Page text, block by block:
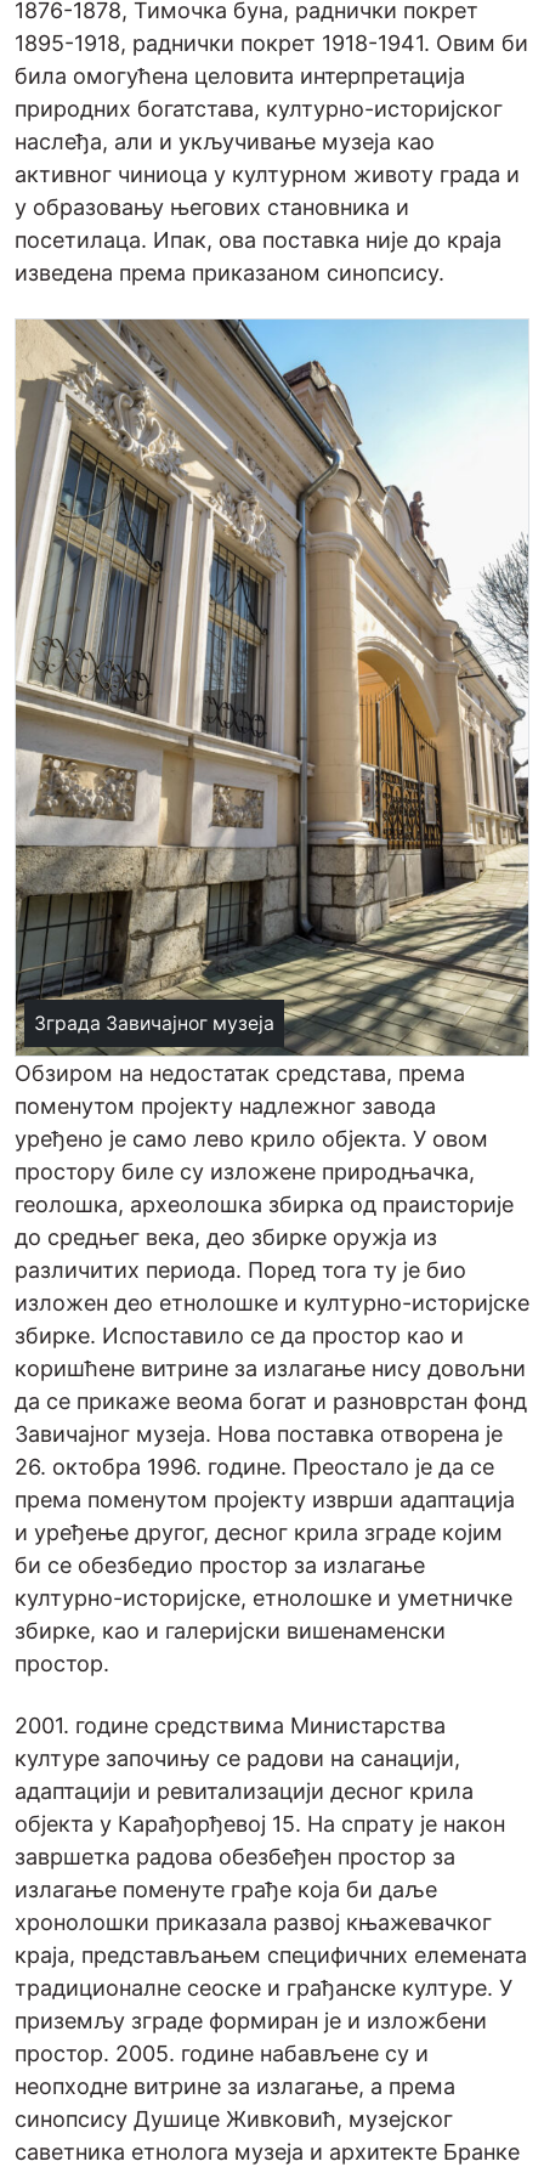
1876-1878, Тимочка буна, раднички покрет
1895-1918, раднички покрет 1918-1941. Овим би
била омогућена целовита интерпретација
природних богатстава, културно-историјског
наслеђа, али и укључивање музеја као
активног чиниоца у културном животу града и
у образовању његових становника и
посетилаца. Ипак, ова поставка није до краја
изведена према приказаном синопсису.
Зграда Завичајног музеја
Обзиром на недостатак средстава, према
поменутом пројекту надлежног завода
уређено је само лево крило објекта. У овом
простору биле су изложене природњачка,
геолошка, археолошка збирка од праисторије
до средњег века, део збирке оружја из
различитих периода. Поред тога ту је био
изложен део етнолошке и културно-историјске
збирке. Испоставило се да простор као и
коришћене витрине за излагање нису довољни
да се прикаже веома богат и разноврстан фонд
Завичајног музеја. Нова поставка отворена је
26. октобра 1996. године. Преостало је да се
према поменутом пројекту изврши адаптација
и уређење другог, десног крила зграде којим
би се обезбедио простор за излагање
културно-историјске, етнолошке и уметничке
збирке, као и галеријски вишенаменски
простор.
2001. године средствима Министарства
културе започињу се радови на санацији,
адаптацији и ревитализацији десног крила
објекта у Карађорђевој 15. На спрату је након
завршетка радова обезбеђен простор за
излагање поменуте грађе која би даље
хронолошки приказала развој књажевачког
краја, представљањем специфичних елемената
традиционалне сеоске и грађанске културе. У
приземљу зграде формиран је и изложбени
простор. 2005. године набављене су и
неопходне витрине за излагање, а према
синопсису Душице Живковић, музејског
саветника етнолога музеја и архитекте Бранке